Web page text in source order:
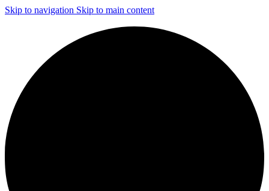
Skip to navigation Skip to main content